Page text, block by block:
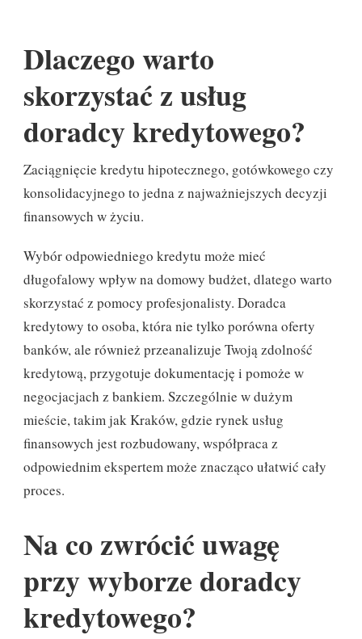
Dlaczego warto
skorzystać z usług
doradcy kredytowego?
Zaciągnięcie kredytu hipotecznego, gotówkowego czy
konsolidacyjnego to jedna z najważniejszych decyzji
finansowych w życiu.
Wybór odpowiedniego kredytu może mieć
długofalowy wpływ na domowy budżet, dlatego warto
skorzystać z pomocy profesjonalisty. Doradca
kredytowy to osoba, która nie tylko porówna oferty
banków, ale również przeanalizuje Twoją zdolność
kredytową, przygotuje dokumentację i pomoże w
negocjacjach z bankiem. Szczególnie w dużym
mieście, takim jak Kraków, gdzie rynek usług
finansowych jest rozbudowany, współpraca z
odpowiednim ekspertem może znacząco ułatwić cały
proces.
Na co zwrócić uwagę
przy wyborze doradcy
kredytowego?